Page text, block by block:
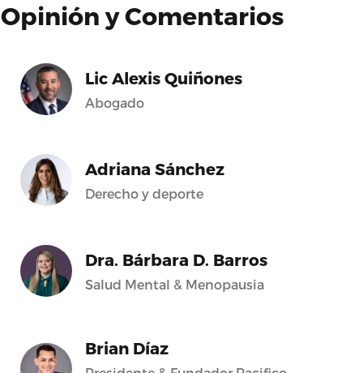
Opinión y Comentarios
Lic Alexis Quiñones
Abogado
Adriana Sánchez
Derecho y deporte
Dra. Bárbara D. Barros
Salud Mental & Menopausia
Brian Díaz